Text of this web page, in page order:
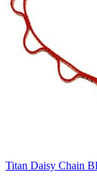
Titan Daisy Chain